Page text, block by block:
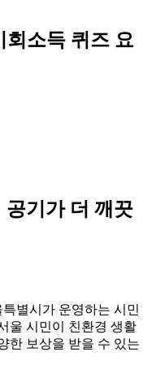
회소득 퀴즈 요
공기가 더 깨끗
특별시가 운영하는 시민
울 시민이 친환경 생활
한 보상을 받을 수 있는